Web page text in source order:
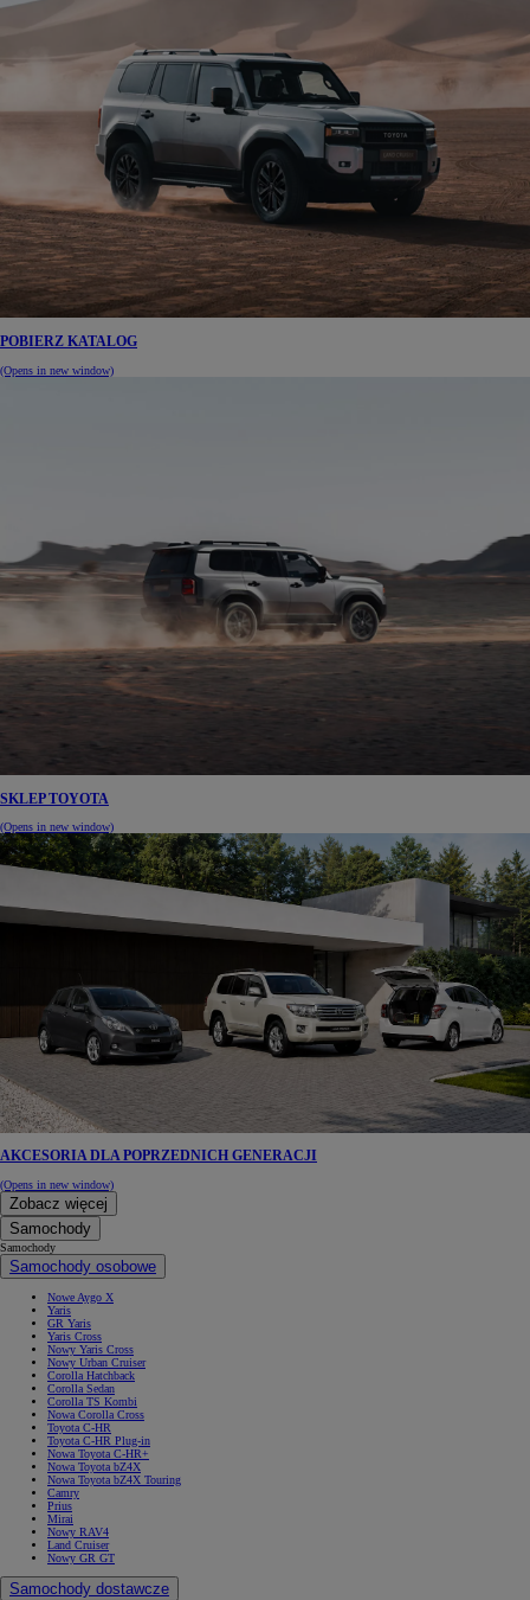
POBIERZ KATALOG
(Opens in new window)
SKLEP TOYOTA
(Opens in new window)
AKCESORIA DLA POPRZEDNICH GENERACJI
(Opens in new window)
Zobacz więcej
Samochody
Samochody
Samochody osobowe
Nowe Aygo X
Yaris
GR Yaris
Yaris Cross
Nowy Yaris Cross
Nowy Urban Cruiser
Corolla Hatchback
Corolla Sedan
Corolla TS Kombi
Nowa Corolla Cross
Toyota C-HR
Toyota C-HR Plug-in
Nowa Toyota C-HR+
Nowa Toyota bZ4X
Nowa Toyota bZ4X Touring
Camry
Prius
Mirai
Nowy RAV4
Land Cruiser
Nowy GR GT
Samochody dostawcze